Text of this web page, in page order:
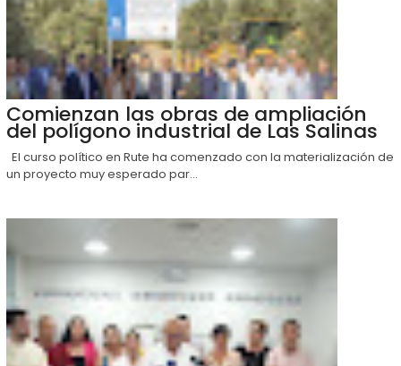
Comienzan las obras de ampliación
del polígono industrial de Las Salinas
El curso político en Rute ha comenzado con la materialización de
un proyecto muy esperado par...